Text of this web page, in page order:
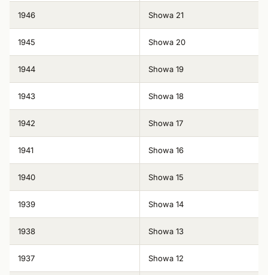
1946 Showa 21
1945 Showa 20
1944 Showa 19
1943 Showa 18
1942 Showa 17
1941 Showa 16
1940 Showa 15
1939 Showa 14
1938 Showa 13
1937 Showa 12